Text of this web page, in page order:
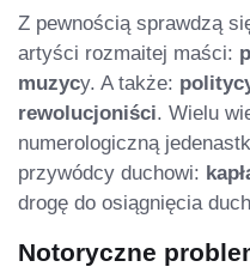
Z pewnością sprawdzą
artyści rozmaitej maści:
muzycy. A także:
rewolucjoniści. Wielu
numerologiczną
przywódcy duchowi:
drogę do osiągnięcia
Notoryczne